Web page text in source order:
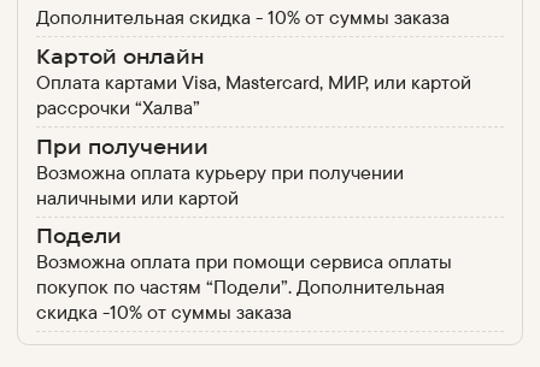
Дополнительная скидка - 10% от суммы заказа
Картой онлайн
Оплата картами Visa, Mastercard, МИР, или картой
рассрочки “Халва”
При получении
Возможна оплата курьеру при получении
наличными или картой
Подели
Возможна оплата при помощи сервиса оплаты
покупок по частям “Подели”. Дополнительная
скидка -10% от суммы заказа